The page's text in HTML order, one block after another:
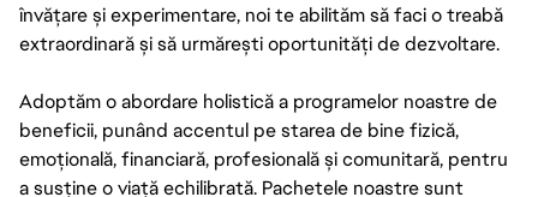
învățare și experimentare, noi te abilităm să faci o treabă
extraordinară și să urmărești oportunități de dezvoltare.
Adoptăm o abordare holistică a programelor noastre de
beneficii, punând accentul pe starea de bine fizică,
emoțională, financiară, profesională și comunitară, pentru
a susține o viață echilibrată. Pachetele noastre sunt